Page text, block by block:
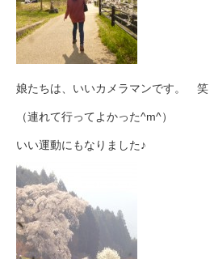
娘たちは、いいカメラマンです。 笑
（連れて行ってよかった^m^）
いい運動にもなりました♪